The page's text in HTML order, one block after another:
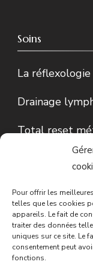
Pour offrir les
telles que les cookies
appareils. Le fait de
traiter des données
uniques sur ce site. Le
consentement peut
fonctions.
Soins
La
Drainage
Total reset
Conseils en